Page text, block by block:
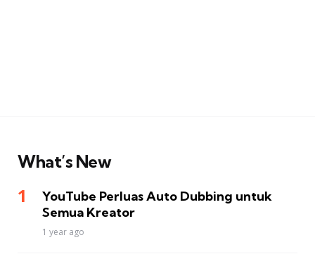
What’s New
YouTube Perluas Auto Dubbing untuk
Semua Kreator
1 year ago